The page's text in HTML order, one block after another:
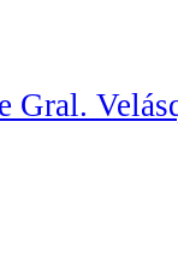
Gral.